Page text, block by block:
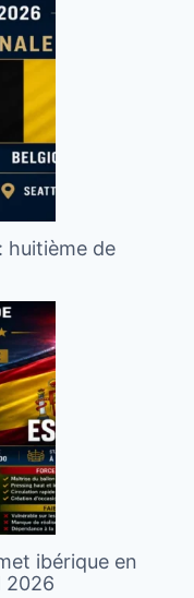
huitième de
ibérique en
2026